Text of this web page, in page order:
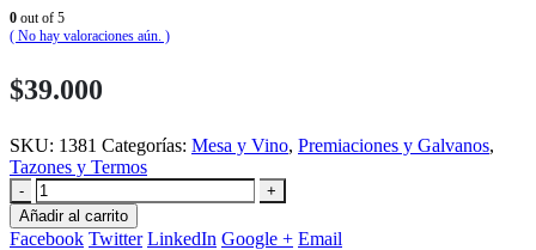
0 out of 5
( No hay valoraciones aún. )
$39.000
SKU: 1381 Categorías: Mesa y Vino, Premiaciones y Galvanos,
Tazones y Termos
-
+
Añadir al carrito
Facebook Twitter LinkedIn Google + Email